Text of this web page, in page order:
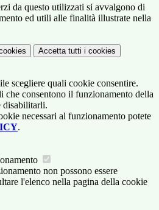
da questo utilizzati si avvalgono di
ed utili alle finalità illustrate nella
Accetta tutti i cookies
scegliere quali cookie consentire.
che consentono il funzionamento della
disabilitarli.
necessari al funzionamento potete
.
non possono essere
l'elenco nella pagina della cookie